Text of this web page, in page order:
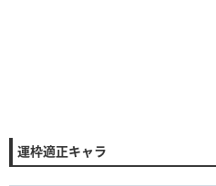
運枠適正キャラ